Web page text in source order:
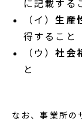
に記載する
（イ）生産
得すること
（ウ）社会
と
なお、事業所の